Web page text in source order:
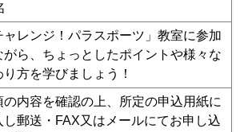
ャレンジ！パラスポーツ」教室に参加
がら、ちょっとしたポイントや様々な
り方を学びましょう！
の内容を確認の上、所定の申込用紙に
し郵送・FAX又はメールにてお申し込